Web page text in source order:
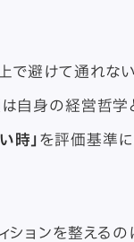
で避けて通れな
自身の経営哲学と
時」 を評価基準に
ィションを整える